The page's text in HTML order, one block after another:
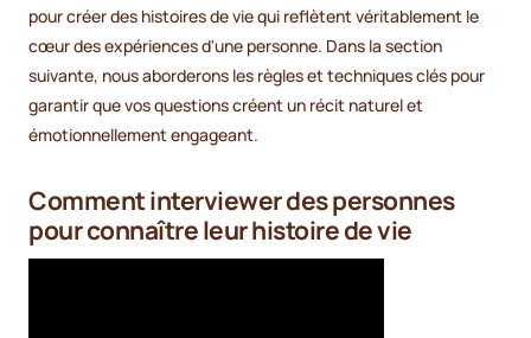
pour créer des histoires de vie qui reflètent véritablement le
cœur des expériences d'une personne. Dans la section
suivante, nous aborderons les règles et techniques clés pour
garantir que vos questions créent un récit naturel et
émotionnellement engageant.
Comment interviewer des personnes
pour connaître leur histoire de vie